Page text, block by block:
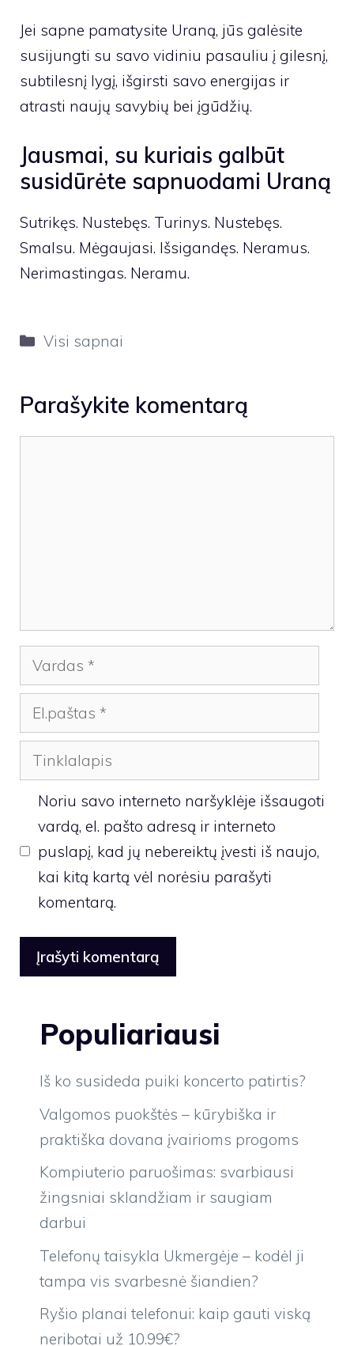
Jei sapne pamatysite Uraną, jūs galėsite
susijungti su savo vidiniu pasauliu į gilesnį,
subtilesnį lygį, išgirsti savo energijas ir
atrasti naujų savybių bei įgūdžių.
Jausmai, su kuriais galbūt
susidūrėte sapnuodami Uraną
Sutrikęs. Nustebęs. Turinys. Nustebęs.
Smalsu. Mėgaujasi. Išsigandęs. Neramus.
Nerimastingas. Neramu.
Kategorijos
Visi sapnai
Parašykite komentarą
Vardas
El.paštas
Tinklalapis
Noriu savo interneto naršyklėje išsaugoti
vardą, el. pašto adresą ir interneto
puslapį, kad jų nebereiktų įvesti iš naujo,
kai kitą kartą vėl norėsiu parašyti
komentarą.
Populiariausi
Iš ko susideda puiki koncerto patirtis?
Valgomos puokštės – kūrybiška ir
praktiška dovana įvairioms progoms
Kompiuterio paruošimas: svarbiausi
žingsniai sklandžiam ir saugiam
darbui
Telefonų taisykla Ukmergėje – kodėl ji
tampa vis svarbesnė šiandien?
Ryšio planai telefonui: kaip gauti viską
neribotai už 10.99€?